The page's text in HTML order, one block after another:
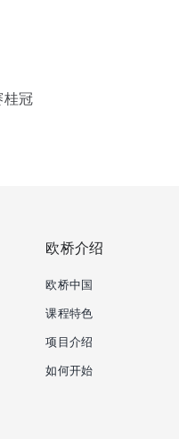
桂冠
欧桥介绍
欧桥中国
课程特色
项目介绍
如何开始